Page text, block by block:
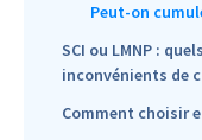
Peut-on
SCI ou LMNP :
inconvénients de
Comment choisir